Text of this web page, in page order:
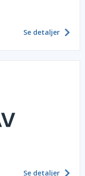
Se detaljer
Se detaljer